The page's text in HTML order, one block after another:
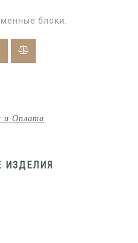
блоки.
и Оплата
ИЗДЕЛИЯ